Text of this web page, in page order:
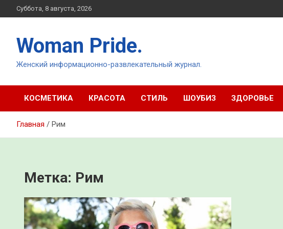
Перейти
к
Суббота, 8 августа, 2026
Woman Pride.
Женский информационно-развлекательный журнал.
КОСМЕТИКА КРАСОТА СТИЛЬ ШОУБИЗ ЗДОРОВЬЕ
Главная Рим
Метка: Рим